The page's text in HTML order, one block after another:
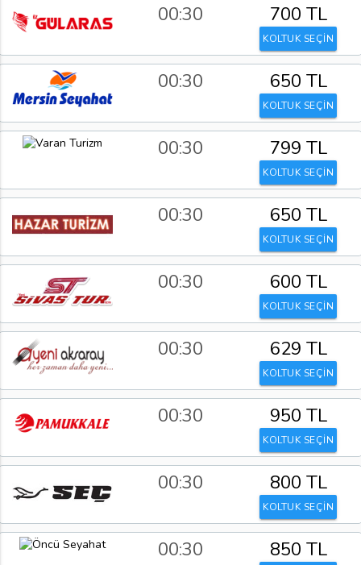
00:30 700 TL
KOLTUK SEÇİN
00:30 650 TL
KOLTUK SEÇİN
00:30 799 TL
KOLTUK SEÇİN
00:30 650 TL
KOLTUK SEÇİN
00:30 600 TL
KOLTUK SEÇİN
00:30 629 TL
KOLTUK SEÇİN
00:30 950 TL
KOLTUK SEÇİN
00:30 800 TL
KOLTUK SEÇİN
00:30 850 TL